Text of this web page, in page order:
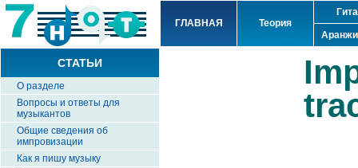
ГЛАВНАЯ Теория
СТАТЬИ
О разделе
Вопросы и ответы для
музыкантов
Общие сведения об
импровизации
Как я пишу музыку